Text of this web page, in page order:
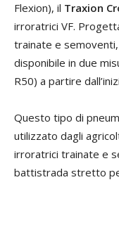
Flexion), il Traxion
irroratrici VF.
trainate e
disponibile in due
R50) a partire
Questo tipo di
utilizzato dagli
irroratrici trainate e
battistrada stretto